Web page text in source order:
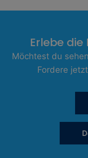
Erlebe
Möchtest du
Fordere